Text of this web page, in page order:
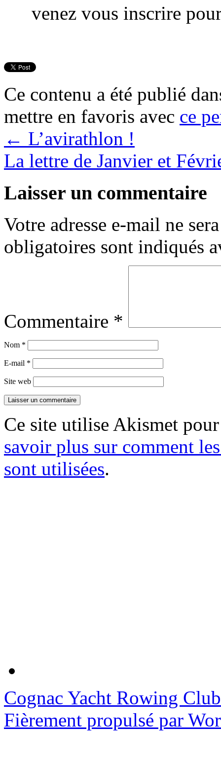
venez vous inscrire
Ce contenu a été publié
mettre en favoris avec ce
← L’avirathlon !
La lettre de Janvier et
Laisser un commentaire
Votre adresse e-mail ne
obligatoires sont indiqués
Commentaire *
Nom *
E-mail *
Site web
Ce site utilise Akismet
savoir plus sur comment
sont utilisées.
Cognac Yacht Rowing Club
Fièrement propulsé par